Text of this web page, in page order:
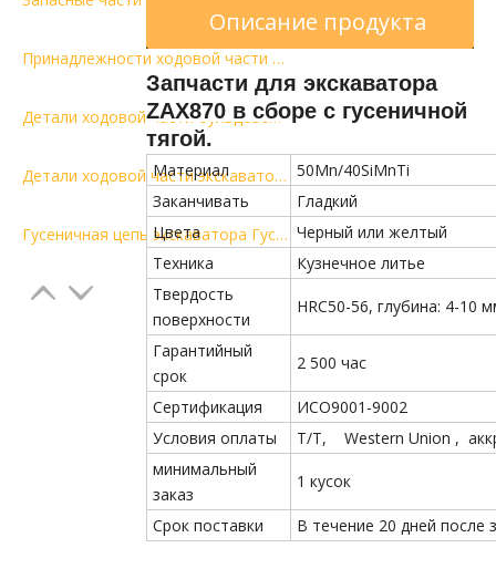
Принадлежности ходовой части экскаватора Гусеничная цепь в сборе E390
Детали ходовой части бульдозера Гусеничная цепь Детали DT в сборе с гусеничной связью D155 SD32
Детали ходовой части экскаватора Гусеничная цепь и звено гусеницы в сборе Р210ЛК-7
Гусеничная цепь экскаватора Гусеничная цепь в сборе 177.8 Ходовая часть DT Parts
Описание продукта
Запчасти для экскаватора
ZAX870 в сборе с гусеничной
тягой.
Материал
50Mn/40SiMnTi
Заканчивать
Гладкий
Цвета
Черный или желтый
Техника
Кузнечное литье
Твердость
поверхности
HRC50-56, глубина: 4-10
Гарантийный
срок
2 500 час
Сертификация
ИСО9001-9002
Условия оплаты
Т/Т, Western Union ,
минимальный
заказ
1 кусок
Срок поставки В течение 20 дней после